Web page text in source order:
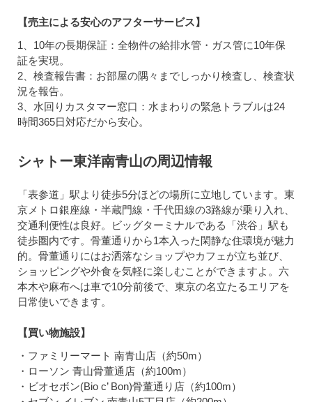
【売主による安心のアフターサービス】
1、10年の長期保証：全物件の給排水管・ガス管に10年保
証を実現。
2、検査報告書：お部屋の隅々までしっかり検査し、検査状
況を報告。
3、水回りカスタマー窓口：水まわりの緊急トラブルは24
時間365日対応だから安心。
シャトー東洋南青山の周辺情報
「表参道」駅より徒歩5分ほどの場所に立地しています。東
京メトロ銀座線・半蔵門線・千代田線の3路線が乗り入れ、
交通利便性は良好。ビッグターミナルである「渋谷」駅も
徒歩圏内です。骨董通りから1本入った閑静な住環境が魅力
的。骨董通りにはお洒落なショップやカフェが立ち並び、
ショッピングや外食を気軽に楽しむことができますよ。六
本木や麻布へは車で10分前後で、東京の名立たるエリアを
日常使いできます。
【買い物施設】
・ファミリーマート 南青山店（約50m）
・ローソン 青山骨董通店（約100m）
・ビオセボン(Bio c’ Bon)骨董通り店（約100m）